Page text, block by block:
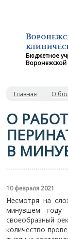
В
Бюджетное
Воронежской
Главная О
О
В
10 февраля 2021
Несмотря на
минувшем году
своеобразный
количество